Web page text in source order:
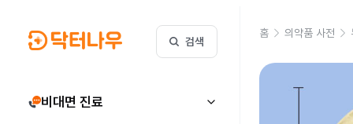
검색
비대면 진료
홈 의약품 사전